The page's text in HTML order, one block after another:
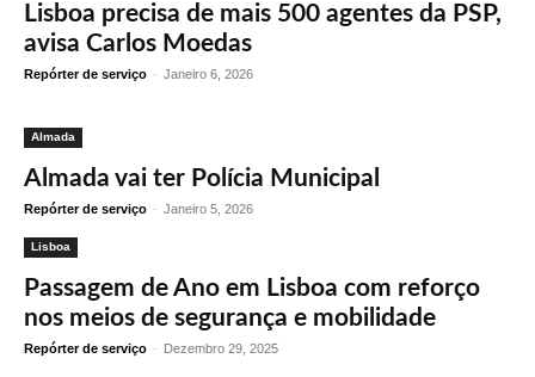
Lisboa precisa de mais 500 agentes da PSP,
avisa Carlos Moedas
Repórter de serviço - Janeiro 6, 2026
Almada
Almada vai ter Polícia Municipal
Repórter de serviço - Janeiro 5, 2026
Lisboa
Passagem de Ano em Lisboa com reforço
nos meios de segurança e mobilidade
Repórter de serviço - Dezembro 29, 2025